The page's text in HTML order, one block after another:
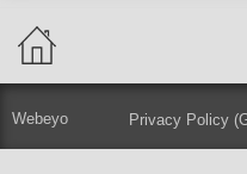
Webeyo Privacy Policy